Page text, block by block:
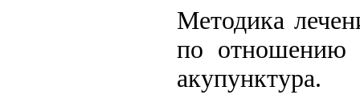
Методика
по отношению
акупунктура.